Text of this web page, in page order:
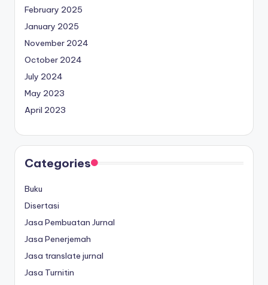
February 2025
January 2025
November 2024
October 2024
July 2024
May 2023
April 2023
Categories
Buku
Disertasi
Jasa Pembuatan Jurnal
Jasa Penerjemah
Jasa translate jurnal
Jasa Turnitin